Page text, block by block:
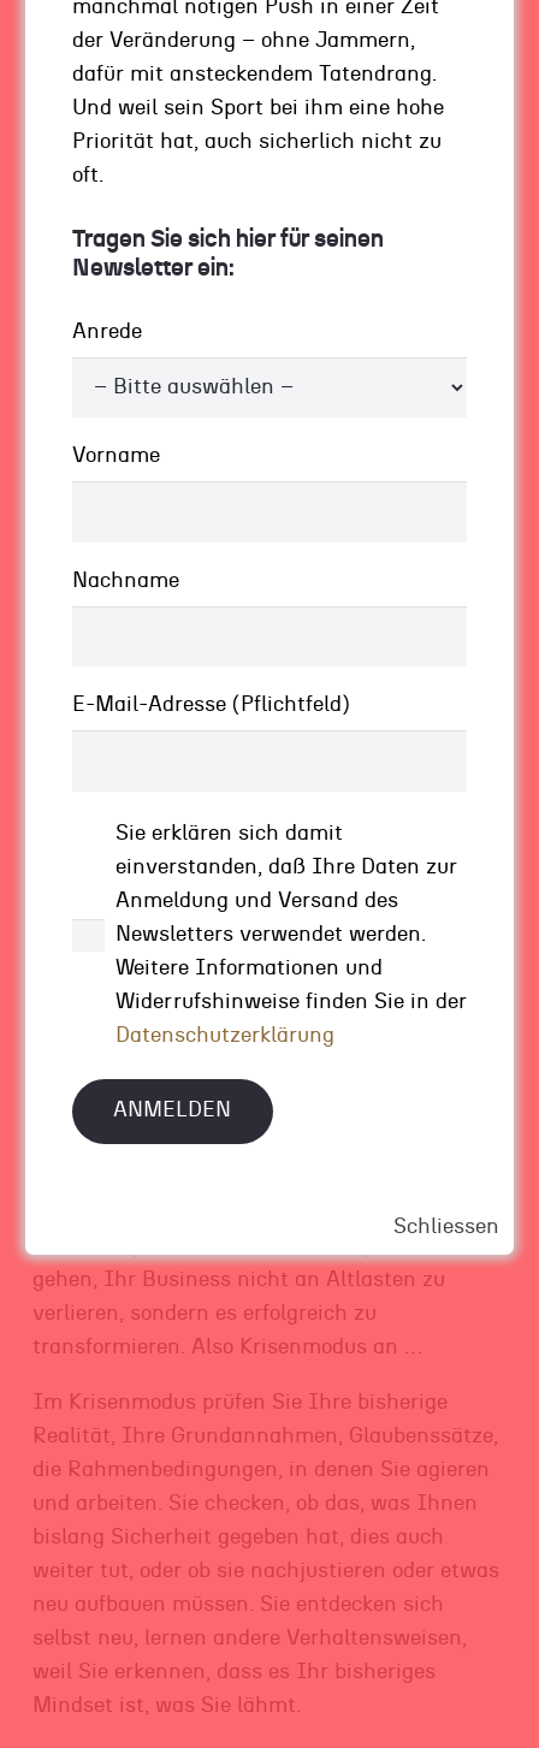
zu dieser Realität kommen, die wir wollen?
Welche Entscheidungen sollten wir treffen, was
sollten wir tun oder lassen, wie viel Geld
müssten wir verdienen, um unsere Ziele zu
erreichen, oder geht es nicht um Geld, sondern
zum Beispiel um Zeit?
Ich denke, je klarer ich eine Realität für mich
sehe, die ich lebenswert und wertvoll finde,
Das ist kein Hokuspokus. Das ist eine positive
und lösungsorientierte Grundhaltung. Das ist
das, was andere für mich wollen, und wozu sie
uns gerne mit Angst treiben wollen.
passiert das auch. Aus denken entsteht
handeln entsteht fühlen. Das ist ein
Sie es gern hätten? Läuft es mit Ihrem
Unternehmen so, wie es sich wünschen? Ja?
Mit dem Krisenmodus
vorwärtskommen
Läuft es nicht so, wie es laufen soll, dann ist es
an der Zeit, etwas Altes gehenzulassen und
einfach. Und in Zeiten, in denen so vieles
passiert, was uns die Sicherheit rauben kann,
gehen, Ihr Business nicht an Altlasten zu
verlieren, sondern es erfolgreich zu
transformieren. Also Krisenmodus an …
Im Krisenmodus prüfen Sie Ihre bisherige
Realität, Ihre Grundannahmen, Glaubenssätze,
die Rahmenbedingungen, in denen Sie agieren
und arbeiten. Sie checken, ob das, was Ihnen
bislang Sicherheit gegeben hat, dies auch
weiter tut, oder ob sie nachjustieren oder etwas
neu aufbauen müssen. Sie entdecken sich
selbst neu, lernen andere Verhaltensweisen,
weil Sie erkennen, dass es Ihr bisheriges
Mindset ist, was Sie lähmt.
Schliessen
manchmal nötigen Push in einer Zeit
der Veränderung – ohne Jammern,
dafür mit ansteckendem Tatendrang.
Und weil sein Sport bei ihm eine hohe
Priorität hat, auch sicherlich nicht zu
oft.
Tragen Sie sich hier für seinen
Newsletter ein:
Anrede
Vorname
Nachname
E-Mail-Adresse (Pflichtfeld)
Sie erklären sich damit
einverstanden, daß Ihre Daten zur
Anmeldung und Versand des
Newsletters verwendet werden.
Weitere Informationen und
Widerrufshinweise finden Sie in der
Datenschutzerklärung